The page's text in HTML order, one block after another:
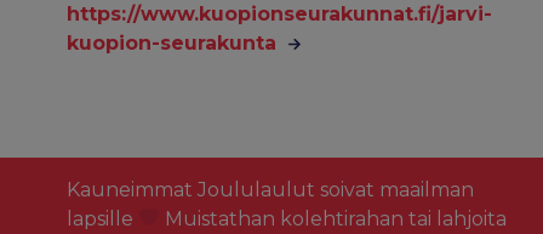
https://www.kuopionseurakunnat.fi/jarvi-
kuopion-seurakunta
Kauneimmat Joululaulut soivat maailman
lapsille
Muistathan kolehtirahan tai lahjoita